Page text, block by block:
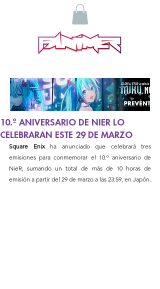
10.º ANIVERSARIO DE NIER LO
CELEBRARAN ESTE 29 DE MARZO
Square Enix ha anunciado que celebrará tres
emisiones para conmemorar el 10.º aniversario de
NieR, sumando un total de más de 10 horas de
emisión a partir del 29 de marzo a las 23:59, en Japón.